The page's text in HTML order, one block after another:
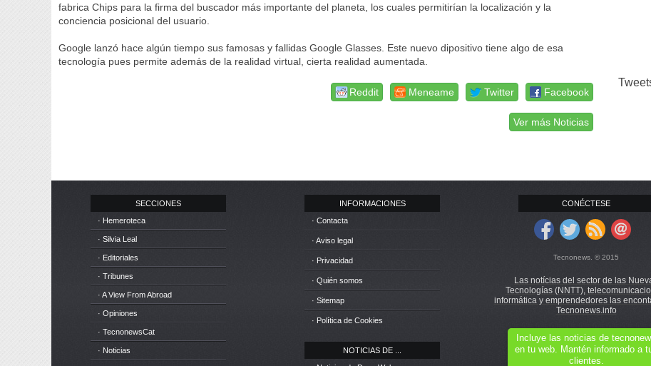
fabrica Chips para la firma del buscador más importante del planeta, los cuales permitirían la localización y la
conciencia posicional del usuario.
Google lanzó hace algún tiempo sus famosas y fallidas Google Glasses. Este nuevo dipositivo tiene algo de esa
tecnología pues permite además de la realidad virtual, cierta realidad aumentada.
Facebook
Twitter
Meneame
Reddit
Ver más Noticias
SECCIONES
· Hemeroteca
· Silvia Leal
· Editoriales
· Tribunes
· A View From Abroad
· Opiniones
· TecnonewsCat
· Noticias
INFORMACIONES
· Contacta
· Aviso legal
· Privacidad
· Quién somos
· Sitemap
· Política de Cookies
NOTICIAS DE ...
CONÉCTESE
Tecnonews. © 2015
Las notícias del sector de las
Tecnologías (NNTT),
informática y emprendedores las
Tecnonews.info
Incluye las noticias de
en tu web. Mantén informado a
clientes.